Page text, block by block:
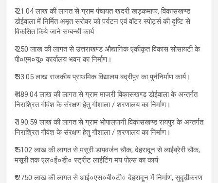
₹ 21.04 लाख की लागत से ग्राम पंचायत खदरी खड़कमाफ, विकासखण्ड
डोईवाला में निर्मित अमृत सरोवर को पर्यटन एवं वॉटर स्पोर्ट्स की दृष्टि से
विकसित किये जाने सम्बन्धी कार्य
₹ 250 लाख की लागत से उत्तराखण्ड औद्यानिक एकीकृत विकास सोसायटी के
पी०एम०यू० कार्यालय भवन का निर्माण।
₹ 33.05 लाख राजकीय प्राथमिक विद्यालय बद्रीपुर का पुर्ननिर्माण कार्य।
₹ 489.04 लाख की लागत से ग्राम माजरी विकासखण्ड डोईवाला के अन्तर्गत
निराश्रित गौवंश के संरक्षण हेतु गौशाला / शरणालय का निर्माण।
₹ 190.59 लाख की लागत से ग्राम भोपालपानी विकासखण्ड रायपुर के अन्तर्गत
निराश्रित गौवंश के संरक्षण हेतु गौशाला / शरणालय का निर्माण।
₹ 5102 लाख की लागत से मसूरी डायवर्जन चौक, देहरादून से लाईब्रेरी चौक,
मसूरी तक एल०ई०डी० स्ट्रीट लाईटिंग मय पोल्स का कार्य
₹ 2750 लाख की लागत से आई०एस०बी०टी० देहरादून में निर्माण, सुदृढ़ीकरण